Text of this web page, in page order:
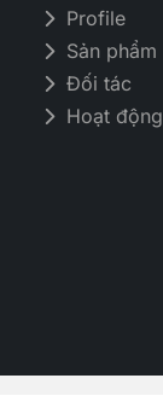
Profile
Sản phẩm
Đối tác
Hoạt động